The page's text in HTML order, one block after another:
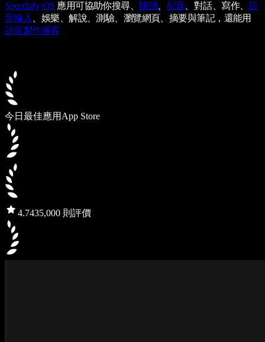
Speechify iOS 應用可協助你搜尋、 朗讀、 配音、對話、寫作、語
音輸入
、娛樂、解說、測驗、瀏覽網頁、摘要與筆記，還能用
語音製作播客
今日最佳應用 App Store
4.7435,000 則評價